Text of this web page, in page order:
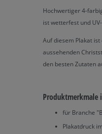
Hochwertiger 4-
ist wetterfest und
Auf diesem Plakat
aussehenden
den besten Zutaten
Produktmerkmale
für Branche
Plakatdruck